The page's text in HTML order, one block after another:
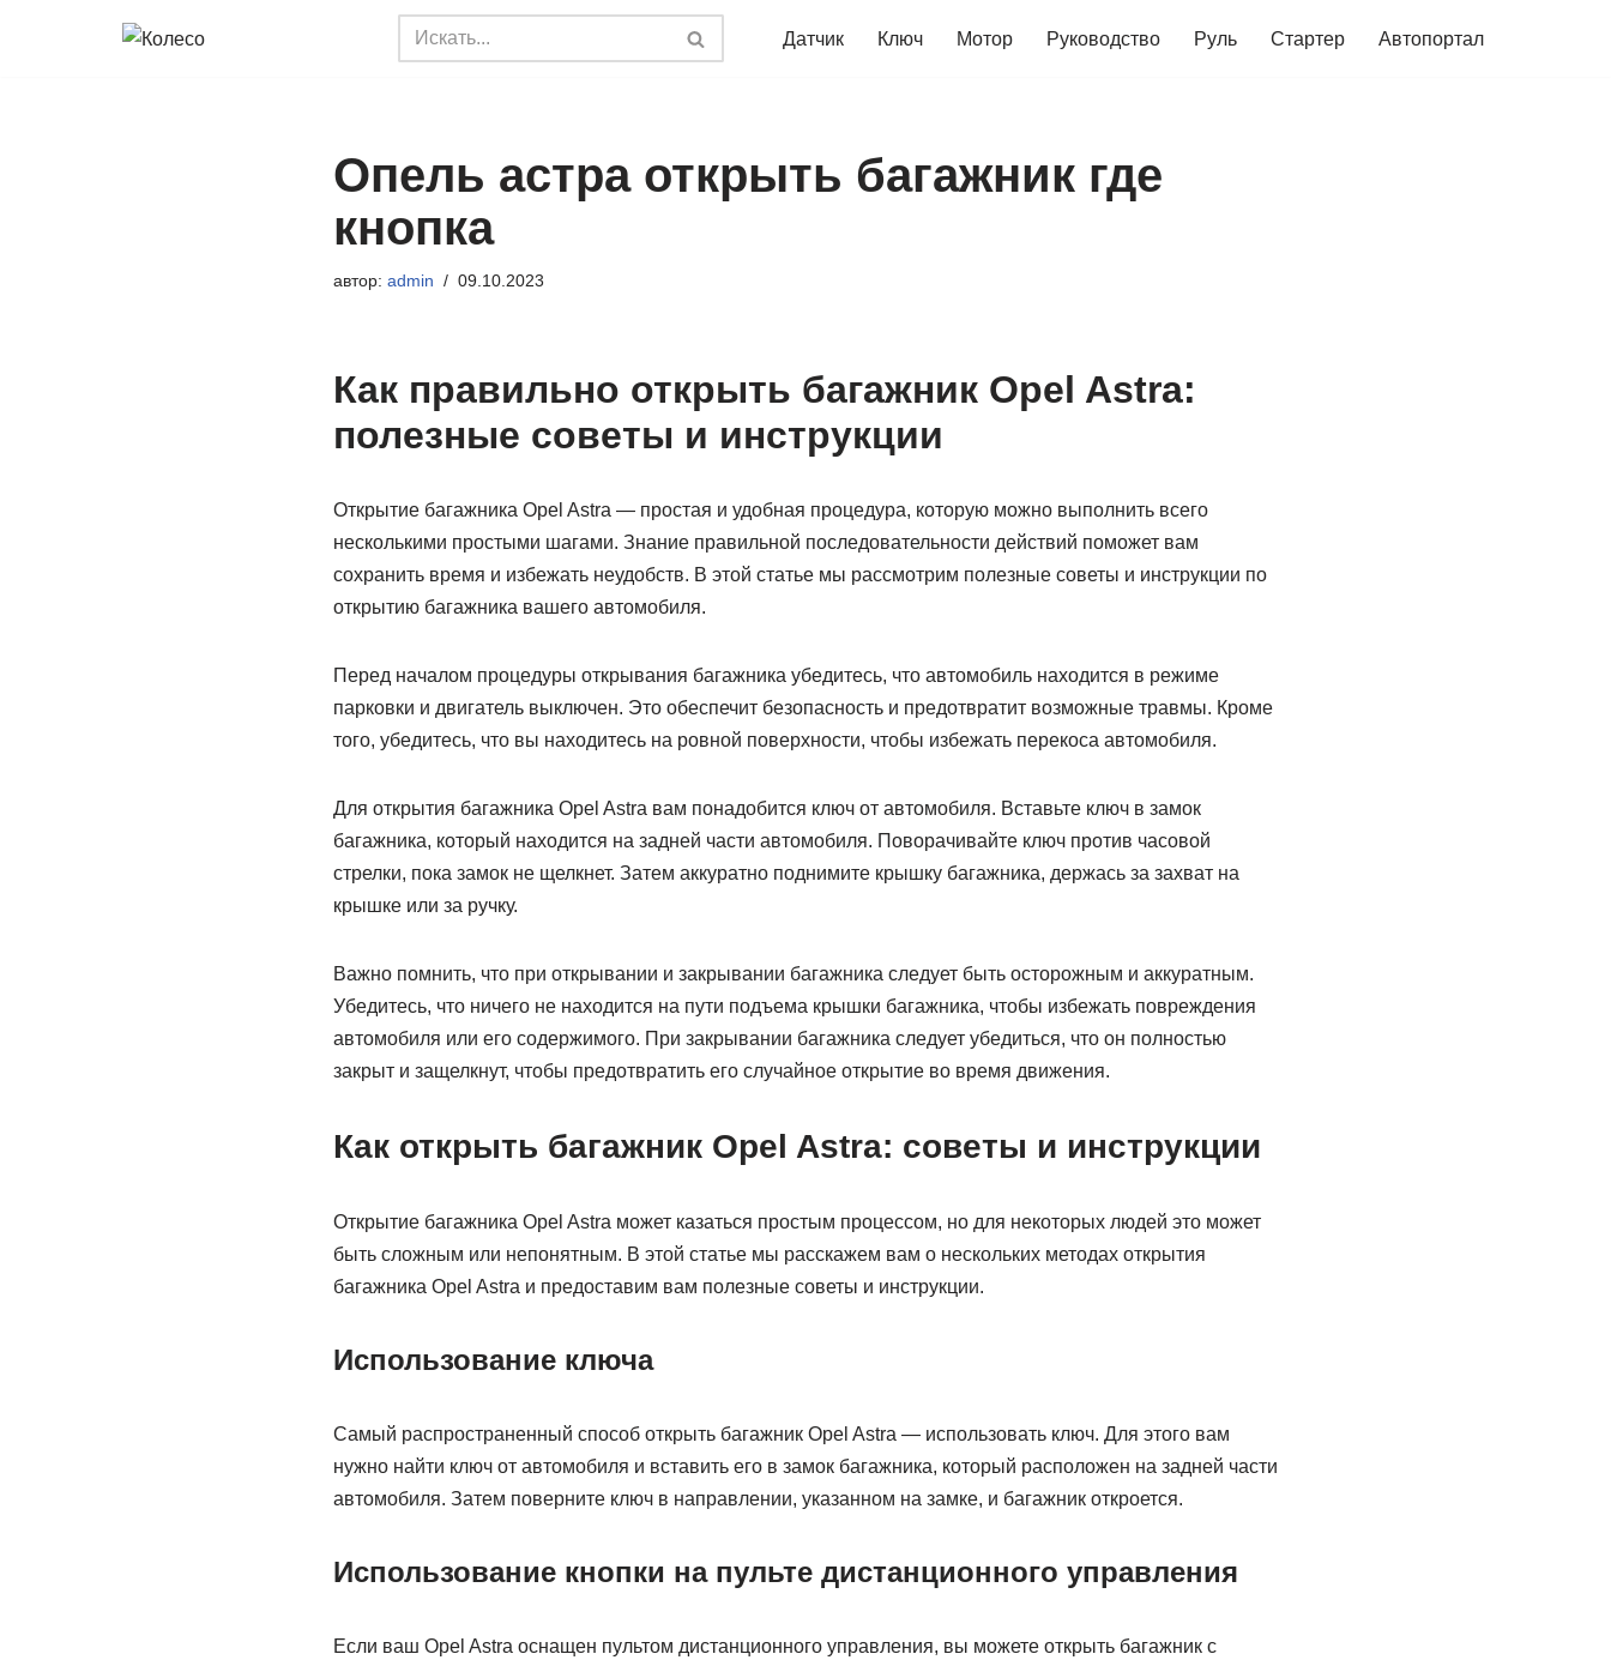
Датчик Ключ Мотор Руководство Руль Стартер Автопортал
Опель астра открыть багажник где
кнопка
автор: admin 09.10.2023
Как правильно открыть багажник Opel Astra:
полезные советы и инструкции
Открытие багажника Opel Astra — простая и удобная процедура, которую можно выполнить всего
несколькими простыми шагами. Знание правильной последовательности действий поможет вам
сохранить время и избежать неудобств. В этой статье мы рассмотрим полезные советы и инструкции по
открытию багажника вашего автомобиля.
Перед началом процедуры открывания багажника убедитесь, что автомобиль находится в режиме
парковки и двигатель выключен. Это обеспечит безопасность и предотвратит возможные травмы. Кроме
того, убедитесь, что вы находитесь на ровной поверхности, чтобы избежать перекоса автомобиля.
Для открытия багажника Opel Astra вам понадобится ключ от автомобиля. Вставьте ключ в замок
багажника, который находится на задней части автомобиля. Поворачивайте ключ против часовой
стрелки, пока замок не щелкнет. Затем аккуратно поднимите крышку багажника, держась за захват на
крышке или за ручку.
Важно помнить, что при открывании и закрывании багажника следует быть осторожным и аккуратным.
Убедитесь, что ничего не находится на пути подъема крышки багажника, чтобы избежать повреждения
автомобиля или его содержимого. При закрывании багажника следует убедиться, что он полностью
закрыт и защелкнут, чтобы предотвратить его случайное открытие во время движения.
Как открыть багажник Opel Astra: советы и инструкции
Открытие багажника Opel Astra может казаться простым процессом, но для некоторых людей это может
быть сложным или непонятным. В этой статье мы расскажем вам о нескольких методах открытия
багажника Opel Astra и предоставим вам полезные советы и инструкции.
Использование ключа
Самый распространенный способ открыть багажник Opel Astra — использовать ключ. Для этого вам
нужно найти ключ от автомобиля и вставить его в замок багажника, который расположен на задней части
автомобиля. Затем поверните ключ в направлении, указанном на замке, и багажник откроется.
Использование кнопки на пульте дистанционного управления
Если ваш Opel Astra оснащен пультом дистанционного управления, вы можете открыть багажник с